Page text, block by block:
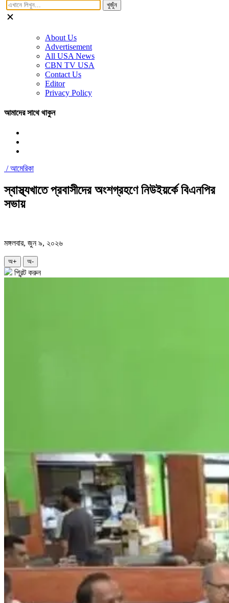
খুজুঁন
About Us
Advertisement
All USA News
CBN TV USA
Contact Us
Editor
Privacy Policy
আমাদের সাথে থাকুন
/আমেরিকা
স্বাস্থ্যখাতে প্রবাসীদের অংশগ্রহণে নিউইয়র্কে বিএনপির
সভায়
মঙ্গলবার, জুন ৯, ২০২৬
অ+ অ-
প্রিন্ট করুন